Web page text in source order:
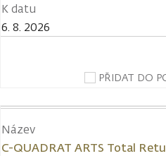
K datu
6. 8. 2026
PŘIDAT DO
Název
C-QUADRAT ARTS Total